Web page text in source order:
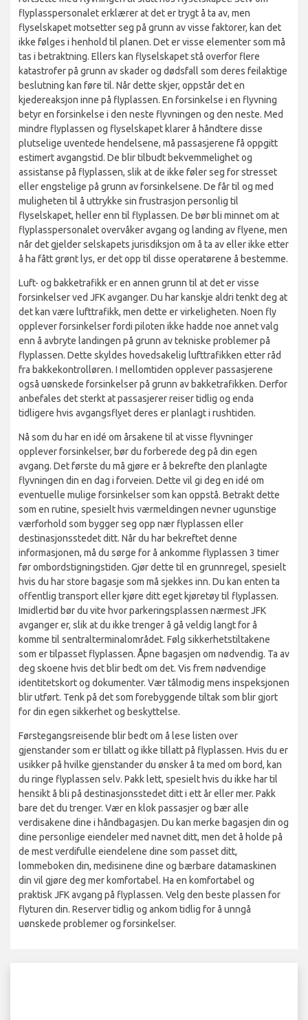
flyplasspersonalet erklærer at det er trygt å ta av, men
flyselskapet motsetter seg på grunn av visse faktorer, kan det
ikke følges i henhold til planen. Det er visse elementer som må
tas i betraktning. Ellers kan flyselskapet stå overfor flere
katastrofer på grunn av skader og dødsfall som deres feilaktige
beslutning kan føre til. Når dette skjer, oppstår det en
kjedereaksjon inne på flyplassen. En forsinkelse i en flyvning
betyr en forsinkelse i den neste flyvningen og den neste. Med
mindre flyplassen og flyselskapet klarer å håndtere disse
plutselige uventede hendelsene, må passasjerene få oppgitt
estimert avgangstid. De blir tilbudt bekvemmelighet og
assistanse på flyplassen, slik at de ikke føler seg for stresset
eller engstelige på grunn av forsinkelsene. De får til og med
muligheten til å uttrykke sin frustrasjon personlig til
flyselskapet, heller enn til flyplassen. De bør bli minnet om at
flyplasspersonalet overvåker avgang og landing av flyene, men
når det gjelder selskapets jurisdiksjon om å ta av eller ikke etter
å ha fått grønt lys, er det opp til disse operatørene å bestemme.
Luft- og bakketrafikk er en annen grunn til at det er visse
forsinkelser ved JFK avganger. Du har kanskje aldri tenkt deg at
det kan være lufttrafikk, men dette er virkeligheten. Noen fly
opplever forsinkelser fordi piloten ikke hadde noe annet valg
enn å avbryte landingen på grunn av tekniske problemer på
flyplassen. Dette skyldes hovedsakelig lufttrafikken etter råd
fra bakkekontrolløren. I mellomtiden opplever passasjerene
også uønskede forsinkelser på grunn av bakketrafikken. Derfor
anbefales det sterkt at passasjerer reiser tidlig og enda
tidligere hvis avgangsflyet deres er planlagt i rushtiden.
Nå som du har en idé om årsakene til at visse flyvninger
opplever forsinkelser, bør du forberede deg på din egen
avgang. Det første du må gjøre er å bekrefte den planlagte
flyvningen din en dag i forveien. Dette vil gi deg en idé om
eventuelle mulige forsinkelser som kan oppstå. Betrakt dette
som en rutine, spesielt hvis værmeldingen nevner ugunstige
værforhold som bygger seg opp nær flyplassen eller
destinasjonsstedet ditt. Når du har bekreftet denne
informasjonen, må du sørge for å ankomme flyplassen 3 timer
før ombordstigningstiden. Gjør dette til en grunnregel, spesielt
hvis du har store bagasje som må sjekkes inn. Du kan enten ta
offentlig transport eller kjøre ditt eget kjøretøy til flyplassen.
Imidlertid bør du vite hvor parkeringsplassen nærmest JFK
avganger er, slik at du ikke trenger å gå veldig langt for å
komme til sentralterminalområdet. Følg sikkerhetstiltakene
som er tilpasset flyplassen. Åpne bagasjen om nødvendig. Ta av
deg skoene hvis det blir bedt om det. Vis frem nødvendige
identitetskort og dokumenter. Vær tålmodig mens inspeksjonen
blir utført. Tenk på det som forebyggende tiltak som blir gjort
for din egen sikkerhet og beskyttelse.
Førstegangsreisende blir bedt om å lese listen over
gjenstander som er tillatt og ikke tillatt på flyplassen. Hvis du er
usikker på hvilke gjenstander du ønsker å ta med om bord, kan
du ringe flyplassen selv. Pakk lett, spesielt hvis du ikke har til
hensikt å bli på destinasjonsstedet ditt i ett år eller mer. Pakk
bare det du trenger. Vær en klok passasjer og bær alle
verdisakene dine i håndbagasjen. Du kan merke bagasjen din og
dine personlige eiendeler med navnet ditt, men det å holde på
de mest verdifulle eiendelene dine som passet ditt,
lommeboken din, medisinene dine og bærbare datamaskinen
din vil gjøre deg mer komfortabel. Ha en komfortabel og
praktisk JFK avgang på flyplassen. Velg den beste plassen for
flyturen din. Reserver tidlig og ankom tidlig for å unngå
uønskede problemer og forsinkelser.